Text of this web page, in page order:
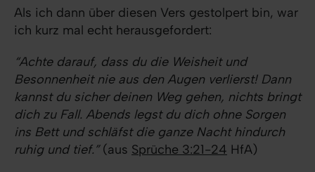
Als ich dann über diesen Vers gestolpert bin, war
ich kurz mal echt herausgefordert:
“Achte darauf, dass du die Weisheit und
Besonnenheit nie aus den Augen verlierst! Dann
kannst du sicher deinen Weg gehen, nichts bringt
dich zu Fall. Abends legst du dich ohne Sorgen
ins Bett und schläfst die ganze Nacht hindurch
ruhig und tief.”(aus Sprüche 3:21-24 HfA)